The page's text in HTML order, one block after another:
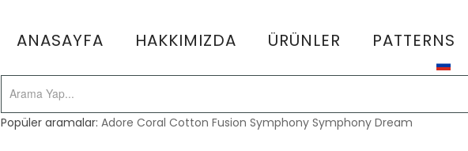
ANASAYFA HAKKIMIZDA ÜRÜNLER PATTERNS
Popüler aramalar:Adore Coral Cotton Fusion Symphony Symphony Dream